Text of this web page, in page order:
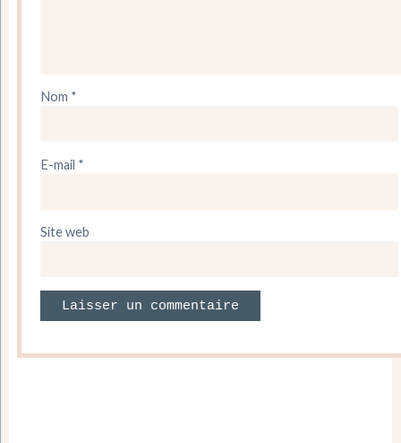
Nom *
E-mail *
Site web